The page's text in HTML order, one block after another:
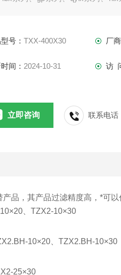
号：TXX-400X30 厂
间： 2024-10-31 访
立即咨询 联系电话
品，其产品过滤精度高，*可以
、TZX2-10×30
10×20、TZX2.BH-10×30
25×30